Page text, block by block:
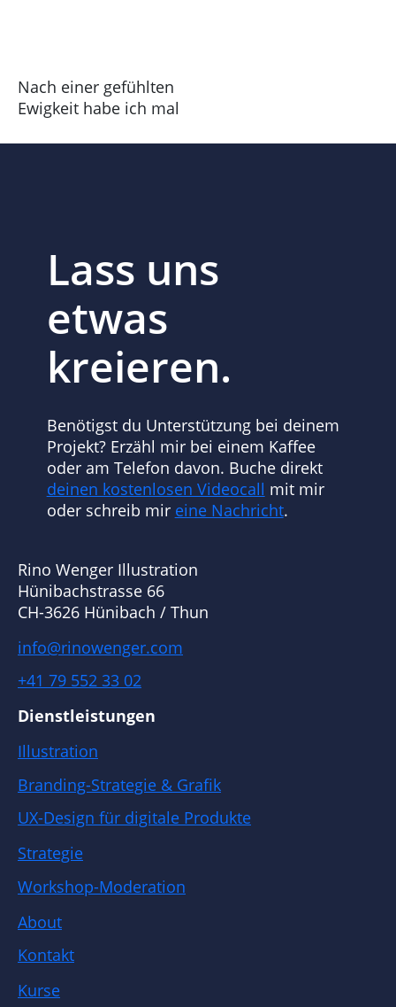
Nach einer gefühlten
Ewigkeit habe ich mal
Lass uns
etwas
kreieren.
Benötigst du Unterstützung bei deinem
Projekt? Erzähl mir bei einem Kaffee
oder am Telefon davon. Buche direkt
deinen kostenlosen Videocall mit mir
oder schreib mir eine Nachricht.
Rino Wenger Illustration
Hünibachstrasse 66
CH-3626 Hünibach / Thun
info@rinowenger.com
+41 79 552 33 02
Dienstleistungen
Illustration
Branding-Strategie & Grafik
UX-Design für digitale Produkte
Strategie
Workshop-Moderation
About
Kontakt
Kurse